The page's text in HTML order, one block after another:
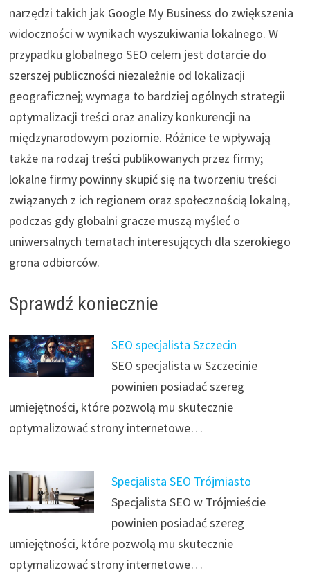
narzędzi takich jak Google My Business do zwiększenia
widoczności w wynikach wyszukiwania lokalnego. W
przypadku globalnego SEO celem jest dotarcie do
szerszej publiczności niezależnie od lokalizacji
geograficznej; wymaga to bardziej ogólnych strategii
optymalizacji treści oraz analizy konkurencji na
międzynarodowym poziomie. Różnice te wpływają
także na rodzaj treści publikowanych przez firmy;
lokalne firmy powinny skupić się na tworzeniu treści
związanych z ich regionem oraz społecznością lokalną,
podczas gdy globalni gracze muszą myśleć o
uniwersalnych tematach interesujących dla szerokiego
grona odbiorców.
Sprawdź koniecznie
SEO specjalista Szczecin
SEO specjalista w Szczecinie
powinien posiadać szereg
umiejętności, które pozwolą mu skutecznie
optymalizować strony internetowe…
Specjalista SEO Trójmiasto
Specjalista SEO w Trójmieście
powinien posiadać szereg
umiejętności, które pozwolą mu skutecznie
optymalizować strony internetowe…